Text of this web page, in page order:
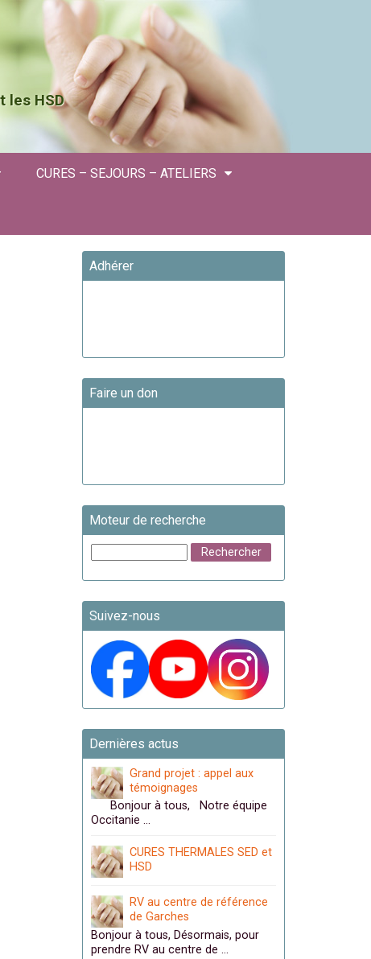
les HSD
CURES – SEJOURS – ATELIERS
Adhérer
Faire un don
Moteur de recherche
Suivez-nous
Dernières actus
Grand projet : appel aux
témoignages
Bonjour à tous, Notre équipe
Occitanie …
CURES THERMALES SED et
HSD
RV au centre de référence
de Garches
Bonjour à tous, Désormais, pour
prendre RV au centre de …